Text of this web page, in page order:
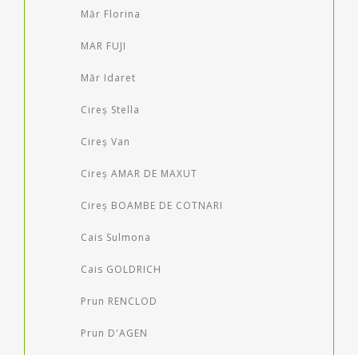
Măr Florina
MAR FUJI
Măr Idaret
Cireș Stella
Cireș Van
Cireș AMAR DE MAXUT
Cireș BOAMBE DE COTNARI
Cais Sulmona
Cais GOLDRICH
Prun RENCLOD
Prun D'AGEN